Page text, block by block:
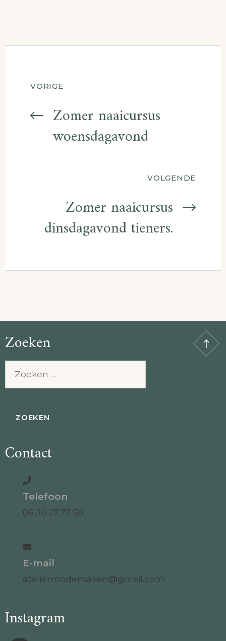
Berichtnavigatie
VORIGE
Zomer naaicursus
woensdagavond
VOLGENDE
Zomer naaicursus
dinsdagavond tieners.
Zoeken
Contact
Telefoon
06 30 27 77 50
E-mail
ateliermodemaken@gmail.com
Instagram